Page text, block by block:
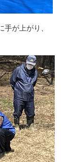
が上がり、